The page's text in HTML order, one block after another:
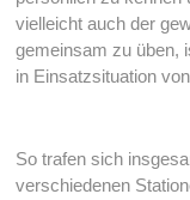
vielleicht auch der
gemeinsam zu üben,
in Einsatzsituation
So trafen sich
verschiedenen